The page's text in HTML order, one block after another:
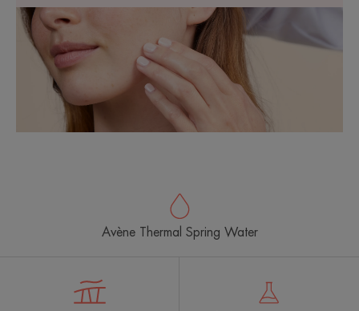
Avène Thermal Spring Water